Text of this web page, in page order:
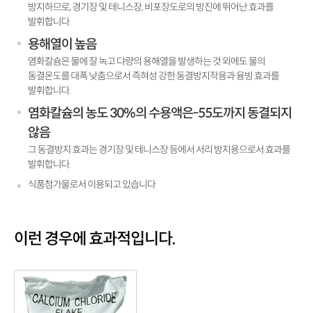
방지하므로, 경기장 및 테니스장, 비포장도로의 방진에 뛰어난 효과를
발휘합니다.
용해열이 높음
염화칼슘은 물에 잘 녹고 댜량의 용해열을 발생하는 것 외에도 물의
동결온도를 대폭 낮춤으로서 즉혀성 강한 동결방지작용과 융빙 효과를
발휘합니다.
염화칼슘의 농도 30%의 수용액은-55도까지 동결되지
않음
그 동결방지 효과는 경기장 및 테니스장 등에서 서리 방지용으로서 효과를
발휘합니다.
식품첨가물로서 이용되고 있습니다
이런 경우에 효과적입니다.